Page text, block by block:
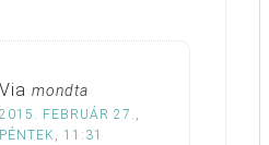
Via mondta
2015. FEBRUÁR 27.,
PÉNTEK, 11:31